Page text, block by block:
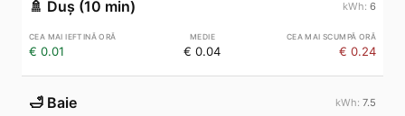
🚿 Duș (10 min) 6
€ 0.01 € 0.04 € 0.24
🛁 Baie 7.5